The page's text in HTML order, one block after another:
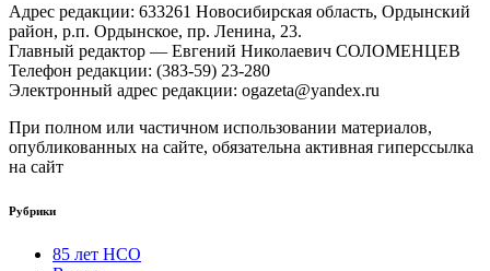
Адрес редакции: 633261 Новосибирская область, Ордынский
район, р.п. Ордынское, пр. Ленина, 23.
Главный редактор — Евгений Николаевич СОЛОМЕНЦЕВ
Телефон редакции: (383-59) 23-280
Электронный адрес редакции: ogazeta@yandex.ru
При полном или частичном использовании материалов,
опубликованных на сайте, обязательна активная гиперссылка
на сайт
Рубрики
85 лет НСО